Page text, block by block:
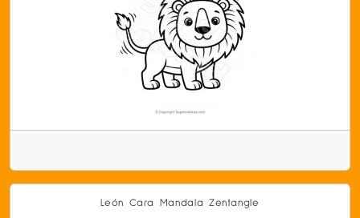
León Cara Mandala Zentangle